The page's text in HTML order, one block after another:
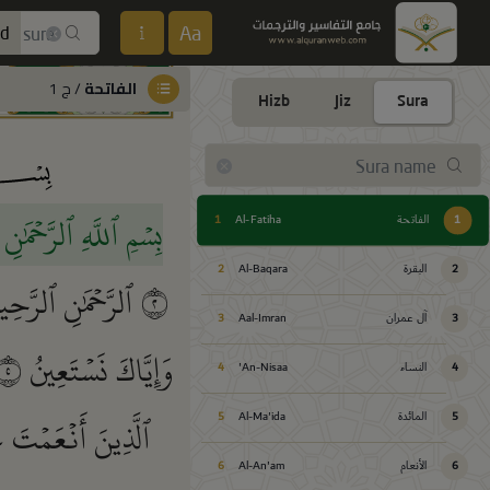
Aa
Sura
Jiz
Hizb
1 الفاتحة Al-Fatiha
1
2 البقرة Al-Baqara
2
3 آل عمران Aal-Imran
3
4 النساء An-Nisaa'
4
5 المائدة Al-Ma'ida
5
6 الأنعام Al-An'am
6
الفاتحة/ ج 1
بِسۡمِ ٱللَّهِ
٢ٱلرَّحۡمَٰنِ
وَإِيَّاكَ نَسۡتَعِينُ
ٱلَّذِينَ